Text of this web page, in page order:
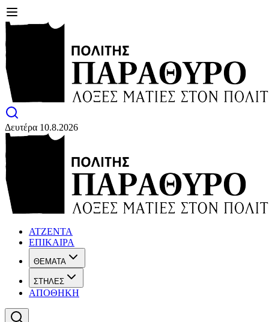
Δευτέρα 10.8.2026
ΑΤΖΕΝΤΑ
ΕΠΙΚΑΙΡΑ
ΘΕΜΑΤΑ
ΣΤΗΛΕΣ
ΑΠΟΘΗΚΗ